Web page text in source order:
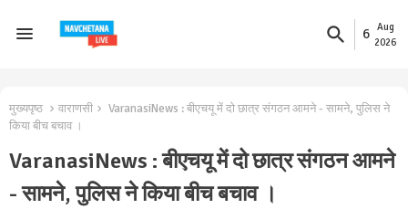
6
Aug
2026
मुख्यपृष्ठ वाराणसी
VaranasiNews : बीएचयू में दो छात्र संगठन आमने - सामने, पुलिस ने
किया बीच बचाव ।
VaranasiNews : बीएचयू में दो छात्र संगठन आमने
- सामने, पुलिस ने किया बीच बचाव ।